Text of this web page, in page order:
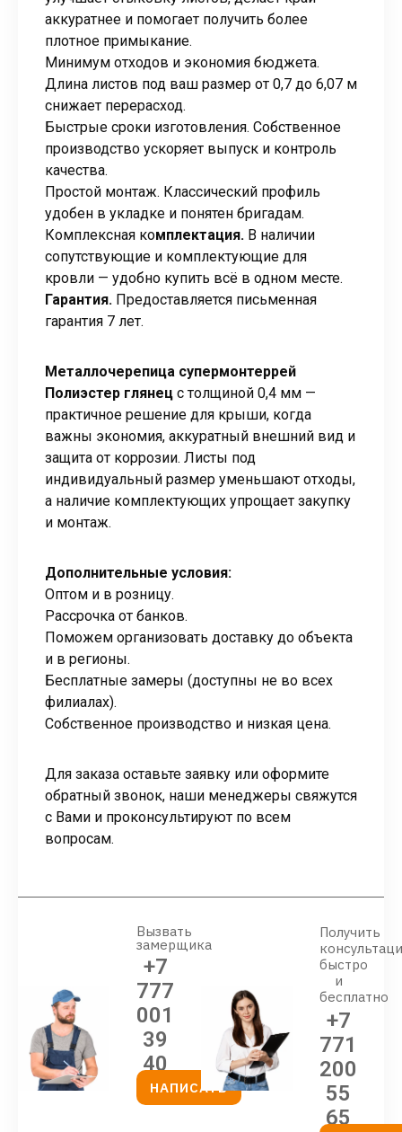
аккуратнее и помогает получить более
плотное примыкание.
Минимум отходов и экономия бюджета.
Длина листов под ваш размер от 0,7 до 6,07 м
снижает перерасход.
Быстрые сроки изготовления. Собственное
производство ускоряет выпуск и контроль
качества.
Простой монтаж. Классический профиль
удобен в укладке и понятен бригадам.
Комплексная комплектация. В наличии
сопутствующие и комплектующие для
кровли — удобно купить всё в одном месте.
Гарантия. Предоставляется письменная
гарантия 7 лет.
Металлочерепица супермонтеррей
Полиэстер глянец с толщиной 0,4 мм —
практичное решение для крыши, когда
важны экономия, аккуратный внешний вид и
защита от коррозии. Листы под
индивидуальный размер уменьшают отходы,
а наличие комплектующих упрощает закупку
и монтаж.
Дополнительные условия:
Оптом и в розницу.
Рассрочка от банков.
Поможем организовать доставку до объекта
и в регионы.
Бесплатные замеры (доступны не во всех
филиалах).
Собственное производство и низкая цена.
Для заказа оставьте заявку или оформите
обратный звонок, наши менеджеры свяжутся
с Вами и проконсультируют по всем
вопросам.
Вызвать
замерщика
+7
777
001
39
40
НАПИСАТЬ
Получить
быстро
и
бесплатно
+7
771
200
55
65